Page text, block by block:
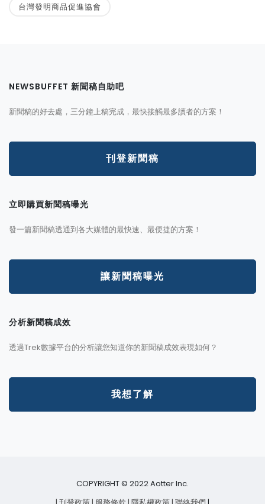
台灣發明商品促進協會
NEWSBUFFET 新聞稿自助吧
新聞稿的好去處，三分鐘上稿完成，最快接觸最多讀者的方案！
刊登新聞稿
立即購買新聞稿曝光
發一篇新聞稿透通到各大媒體的最快速、最便捷的方案！
讓新聞稿曝光
分析新聞稿成效
透過Trek數據平台的分析讓您知道你的新聞稿成效表現如何？
我想了解
COPYRIGHT © 2022 Aotter Inc.